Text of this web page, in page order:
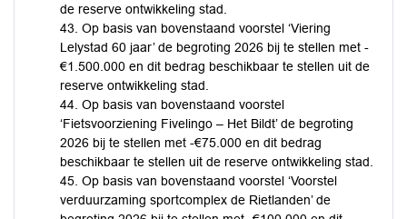
de reserve ontwikkeling stad.
43. Op basis van bovenstaand voorstel ‘Viering
Lelystad 60 jaar’ de begroting 2026 bij te stellen met -
€1.500.000 en dit bedrag beschikbaar te stellen uit de
reserve ontwikkeling stad.
44. Op basis van bovenstaand voorstel
‘Fietsvoorziening Fivelingo – Het Bildt’ de begroting
2026 bij te stellen met -€75.000 en dit bedrag
beschikbaar te stellen uit de reserve ontwikkeling stad.
45. Op basis van bovenstaand voorstel ‘Voorstel
verduurzaming sportcomplex de Rietlanden’ de